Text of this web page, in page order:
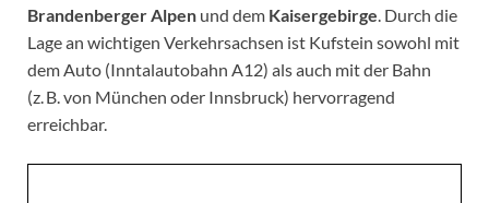
Brandenberger Alpen und dem Kaisergebirge. Durch die
Lage an wichtigen Verkehrsachsen ist Kufstein sowohl mit
dem Auto (Inntalautobahn A12) als auch mit der Bahn
(z. B. von München oder Innsbruck) hervorragend
erreichbar.